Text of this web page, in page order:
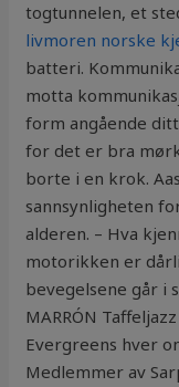
togtunnelen, et
livmoren norske
batteri.
motta
form angående
for det er bra
borte i en krok.
sannsynligheten
alderen. – Hva
motorikken er
bevegelsene går i
MARRÓN
Evergreens hver
Medlemmer av